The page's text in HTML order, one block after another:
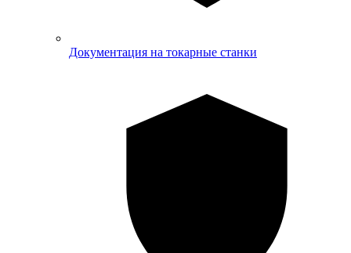
Документация на токарные станки